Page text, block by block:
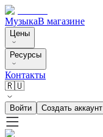
МузыкаВ магазине
Цены
Ресурсы
Контакты
🇷🇺
Войти Создать аккаунт